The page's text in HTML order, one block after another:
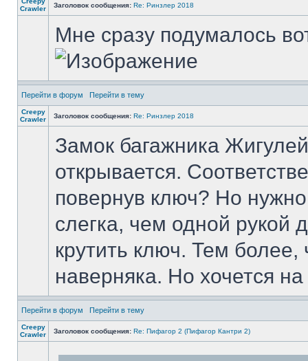
Crawler
Заголовок сообщения: Re: Ринзлер 2018
Мне сразу подумалось
Перейти в форум Перейти в тему
Creepy
Crawler
Заголовок сообщения: Re: Ринзлер 2018
Замок багажника
открывается.
повернув ключ? Но
слегка, чем одной рукой
крутить ключ. Тем более,
наверняка. Но хочется
Перейти в форум Перейти в тему
Creepy
Crawler
Заголовок сообщения: Re: Пифагор 2 (Пифагор Кантри 2)